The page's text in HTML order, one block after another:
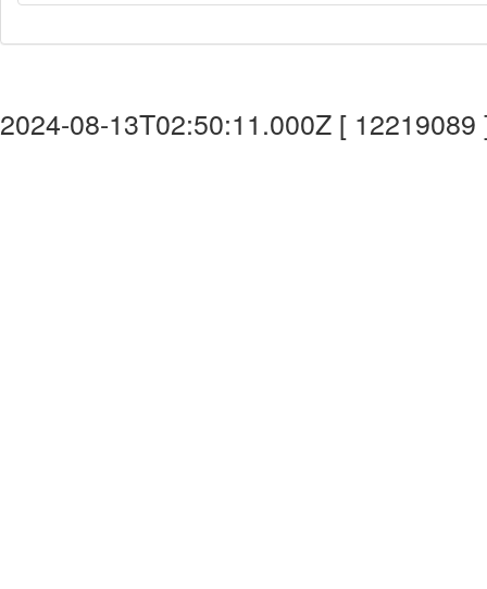
2024-08-13T02:50:11.000Z [ 12219089